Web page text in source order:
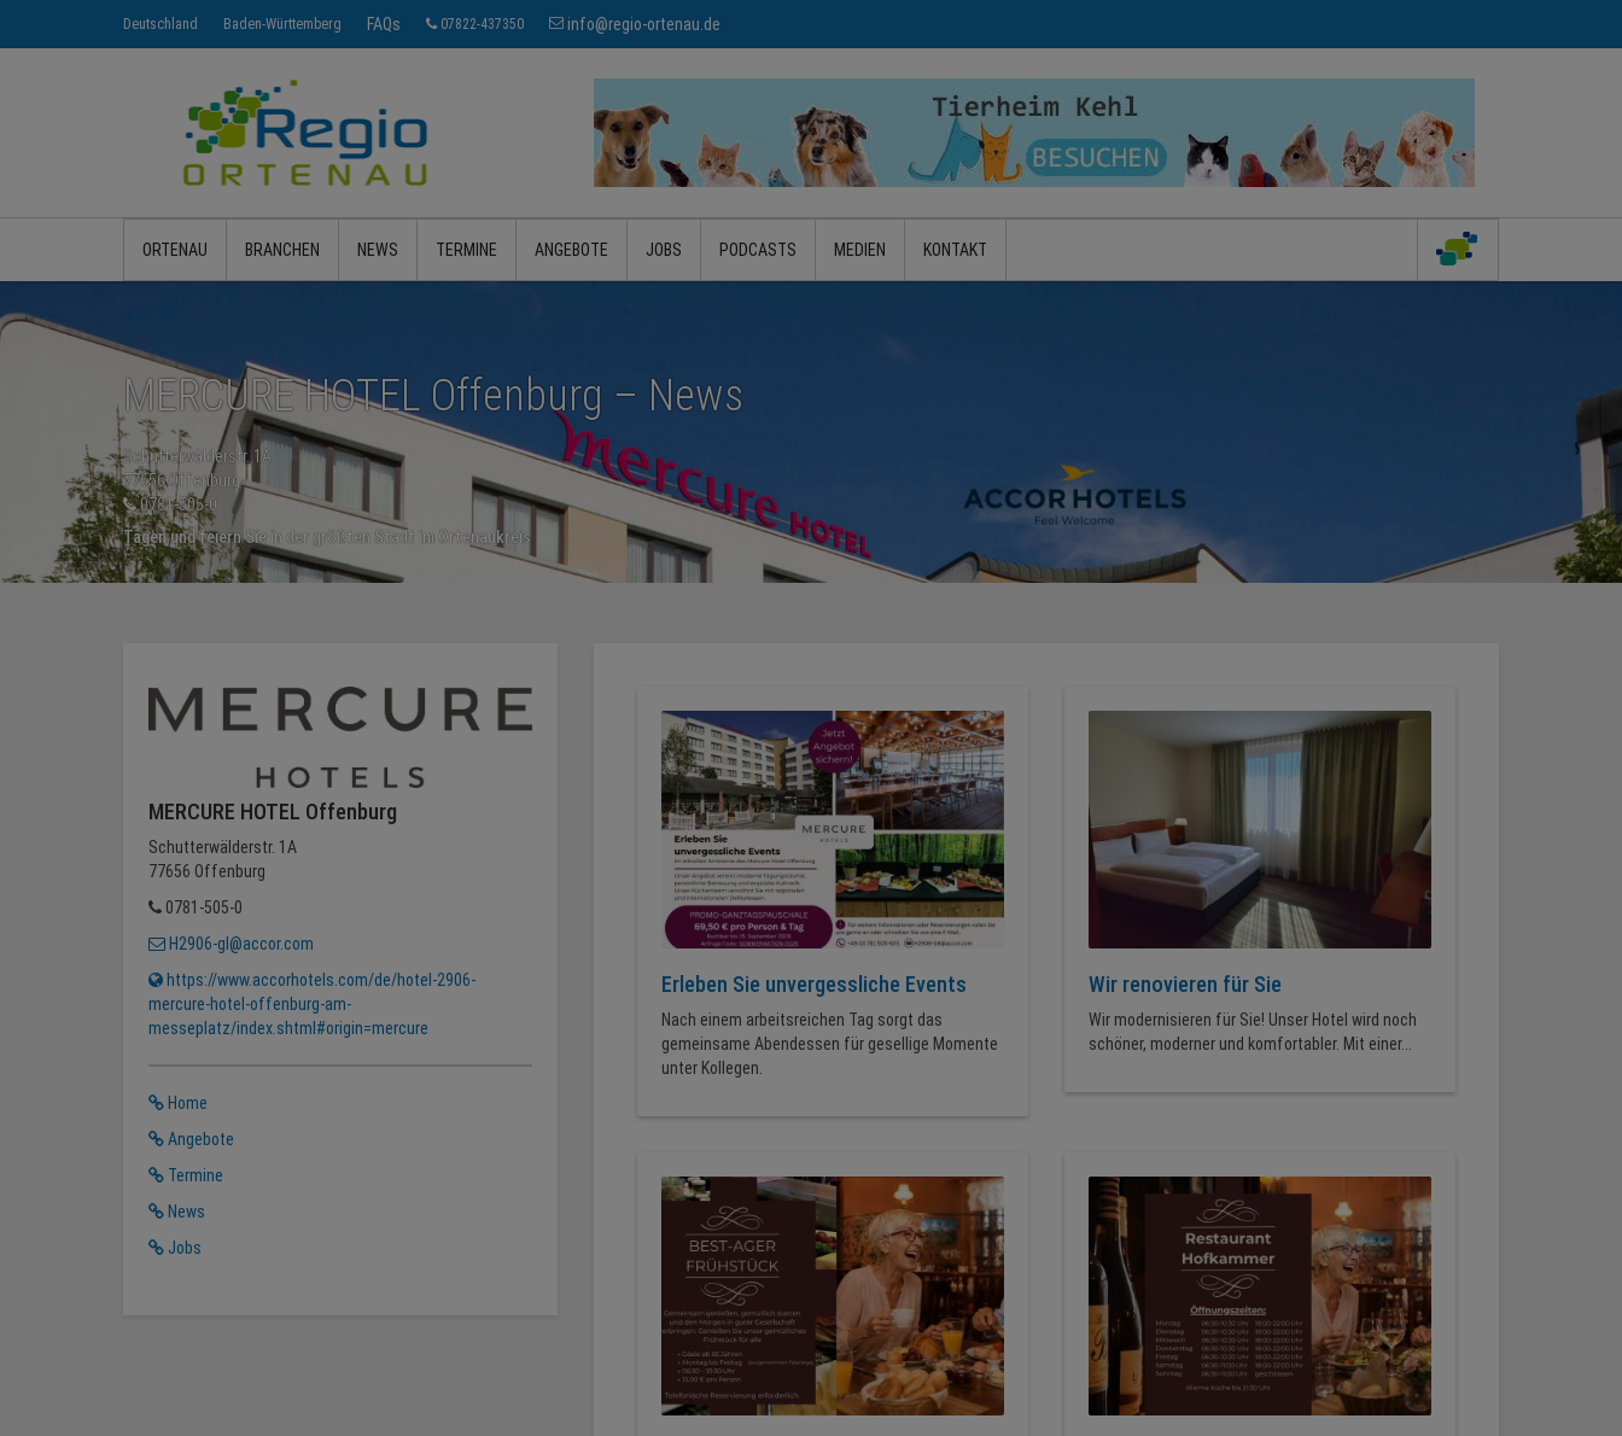
Deutschland Baden-Württemberg FAQs 07822-437350 info@regio-ortenau.de
ORTENAU BRANCHEN NEWS TERMINE ANGEBOTE JOBS PODCASTS MEDIEN KONTAKT
MERCURE HOTEL Offenburg – News
Schutterwälderstr. 1A
77656 Offenburg
0781-505-0
Tagen und feiern Sie in der größten Stadt im Ortenaukreis
MERCURE HOTEL Offenburg
Schutterwälderstr. 1A
77656 Offenburg
0781-505-0
H2906-gl@accor.com
https://www.accorhotels.com/de/hotel-2906-
mercure-hotel-offenburg-am-
messeplatz/index.shtml#origin=mercure
Home
Angebote
Termine
News
Jobs
Erleben Sie unvergessliche Events
Nach einem arbeitsreichen Tag sorgt das
gemeinsame Abendessen für gesellige Momente
unter Kollegen.
Wir renovieren für Sie
Wir modernisieren für Sie! Unser Hotel wird noch
schöner, moderner und komfortabler. Mit einer...